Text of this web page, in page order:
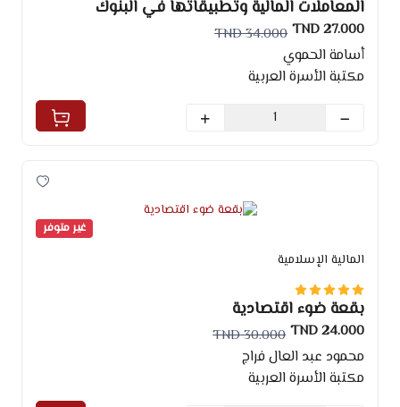
المعاملات المالية وتطبيقاتها في البنوك
الإسلامية والبورصة
27.000 TND
34.000 TND
أسامة الحموي
مكتبة الأسرة العربية
غير متوفر
المالية الإسلامية
بقعة ضوء اقتصادية
24.000 TND
30.000 TND
محمود عبد العال فراج
مكتبة الأسرة العربية